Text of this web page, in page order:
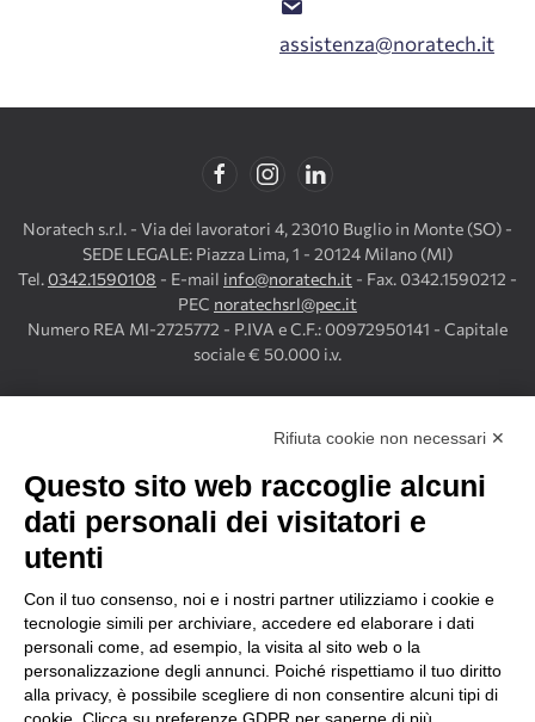
assistenza@noratech.it
Noratech s.r.l. - Via dei lavoratori 4, 23010 Buglio in Monte (SO) -
SEDE LEGALE: Piazza Lima, 1 - 20124 Milano (MI)
Tel.0342.1590108 - E-mail info@noratech.it - Fax. 0342.1590212 -
PEC noratechsrl@pec.it
Numero REA MI-2725772 - P.IVA e C.F.: 00972950141 - Capitale
sociale € 50.000 i.v.
Copyright©2026Noratech s.r.l. - All rights reserved. Powered by
Noratech
NORATECH IN FIERA
Contributi per la partecipazione delle MPMI alle fiere
internazionali in Lombardia Finanziato dal Programma regionale a
valere sul Fondo Europeo di Sviluppo Regionale 2021/2027 di
Rifiuta cookie non necessari ✕
Questo sito web raccoglie alcuni
dati personali dei visitatori e
utenti
Con il tuo consenso, noi e i nostri partner utilizziamo i cookie e
tecnologie simili per archiviare, accedere ed elaborare i dati
personali come, ad esempio, la visita al sito web o la
personalizzazione degli annunci. Poiché rispettiamo il tuo diritto
alla privacy, è possibile scegliere di non consentire alcuni tipi di